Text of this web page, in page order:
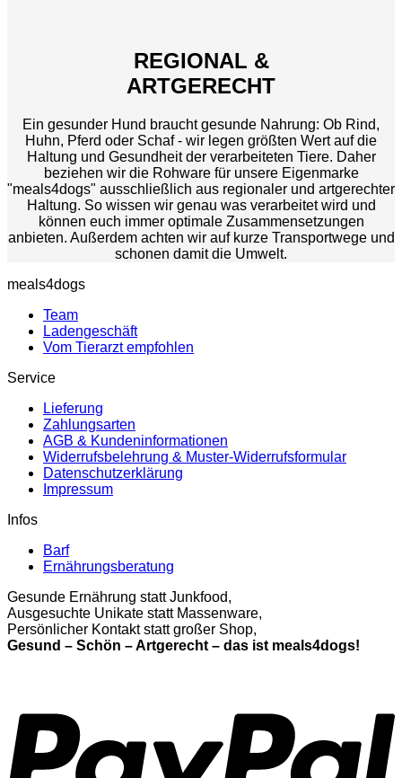
REGIONAL &
ARTGERECHT
Ein gesunder Hund braucht gesunde Nahrung: Ob Rind,
Huhn, Pferd oder Schaf - wir legen größten Wert auf die
Haltung und Gesundheit der verarbeiteten Tiere. Daher
beziehen wir die Rohware für unsere Eigenmarke
"meals4dogs" ausschließlich aus regionaler und artgerechter
Haltung. So wissen wir genau was verarbeitet wird und
können euch immer optimale Zusammensetzungen
anbieten. Außerdem achten wir auf kurze Transportwege und
schonen damit die Umwelt.
meals4dogs
Team
Ladengeschäft
Vom Tierarzt empfohlen
Service
Lieferung
Zahlungsarten
AGB & Kundeninformationen
Widerrufsbelehrung & Muster-Widerrufsformular
Datenschutzerklärung
Impressum
Infos
Barf
Ernährungsberatung
Gesunde Ernährung statt Junkfood,
Ausgesuchte Unikate statt Massenware,
Persönlicher Kontakt statt großer Shop,
Gesund – Schön – Artgerecht – das ist meals4dogs!